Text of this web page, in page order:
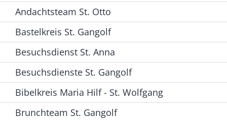
Andachtsteam St. Otto
Bastelkreis St. Gangolf
Besuchsdienst St. Anna
Besuchsdienste St. Gangolf
Bibelkreis Maria Hilf - St. Wolfgang
Brunchteam St. Gangolf